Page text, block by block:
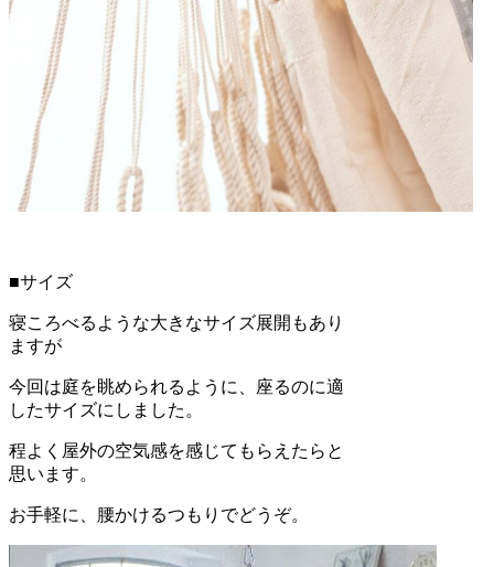
■サイズ
寝ころべるような大きなサイズ展開もあり
ますが
今回は庭を眺められるように、座るのに適
したサイズにしました。
程よく屋外の空気感を感じてもらえたらと
思います。
お手軽に、腰かけるつもりでどうぞ。